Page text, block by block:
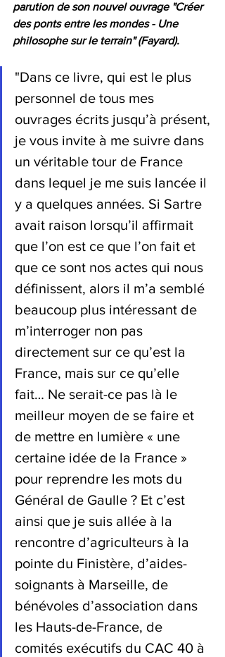
parution de son nouvel ouvrage "Créer
des ponts entre les mondes - Une
philosophe sur le terrain" (Fayard).
"Dans ce livre, qui est le plus
personnel de tous mes
ouvrages écrits jusqu’à présent,
je vous invite à me suivre dans
un véritable tour de France
dans lequel je me suis lancée il
y a quelques années. Si Sartre
avait raison lorsqu’il affirmait
que l’on est ce que l’on fait et
que ce sont nos actes qui nous
définissent, alors il m’a semblé
beaucoup plus intéressant de
m’interroger non pas
directement sur ce qu’est la
France, mais sur ce qu’elle
fait… Ne serait-ce pas là le
meilleur moyen de se faire et
de mettre en lumière « une
certaine idée de la France »
pour reprendre les mots du
Général de Gaulle ? Et c’est
ainsi que je suis allée à la
rencontre d’agriculteurs à la
pointe du Finistère, d’aides-
soignants à Marseille, de
bénévoles d’association dans
les Hauts-de-France, de
comités exécutifs du CAC 40 à